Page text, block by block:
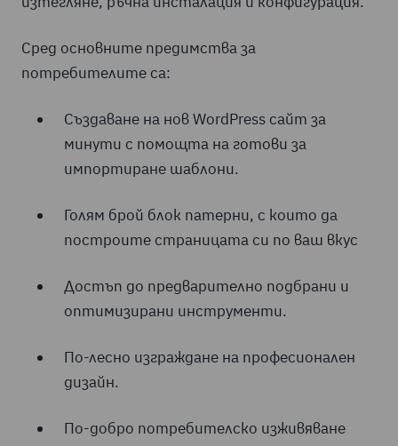
Сред основните предимства за
потребителите са:
Създаване на нов WordPress сайт за
минути с помощта на готови за
импортиране шаблони.
Голям брой блок патерни, с които да
построите страницата си по ваш вкус
Достъп до предварително подбрани и
оптимизирани инструменти.
По-лесно изграждане на професионален
дизайн.
По-добро потребителско изживяване